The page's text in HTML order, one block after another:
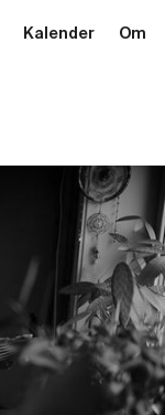
Kalender Om